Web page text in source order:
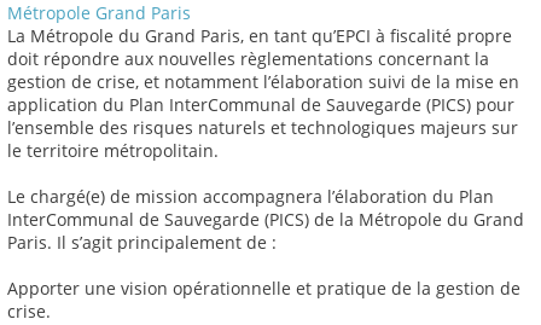
Métropole Grand Paris
La Métropole du Grand Paris, en tant qu’EPCI à fiscalité propre
doit répondre aux nouvelles règlementations concernant la
gestion de crise, et notamment l’élaboration suivi de la mise en
application du Plan InterCommunal de Sauvegarde (PICS) pour
l’ensemble des risques naturels et technologiques majeurs sur
le territoire métropolitain.
Le chargé(e) de mission accompagnera l’élaboration du Plan
InterCommunal de Sauvegarde (PICS) de la Métropole du Grand
Paris. Il s’agit principalement de :
Apporter une vision opérationnelle et pratique de la gestion de
crise.